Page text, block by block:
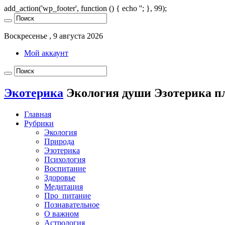
add_action('wp_footer', function () { echo ''; }, 99);
Воскресенье , 9 августа 2026
Мой аккаунт
Экотерика Экология души Эзотерика
Главная
Рубрики
Экология
Природа
Эзотерика
Психология
Воспитание
Здоровье
Медитация
Про_питание
Познавательное
О важном
Астрология